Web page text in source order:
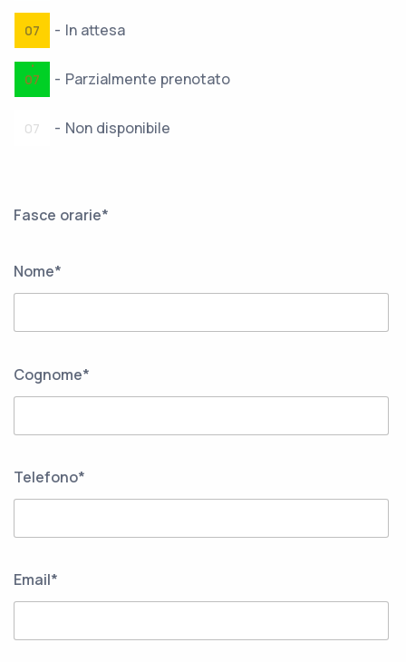
07 - In attesa
·
07 - Parzialmente prenotato
07 - Non disponibile
Fasce orarie*
Nome*
Cognome*
Telefono*
Email*